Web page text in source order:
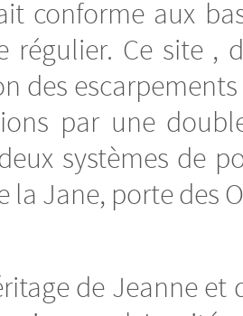
conforme aux
Ce site ,
des
par une
systèmes de
la Jane, porte des
de Jeanne et